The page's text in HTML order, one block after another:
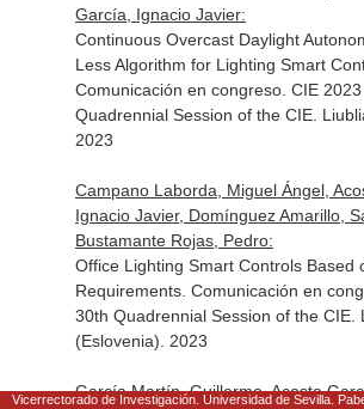
García, Ignacio Javier:
Continuous Overcast Daylight
Less Algorithm for Lighting Smart
Comunicación en congreso. CIE
Quadrennial Session of the CIE.
2023
Campano Laborda, Miguel Ángel,
Ignacio Javier, Domínguez Amarillo,
Bustamante Rojas, Pedro:
Office Lighting Smart Controls Based
Requirements. Comunicación en
30th Quadrennial Session of the CIE.
(Eslovenia). 2023
García Martín, Guillermo, Acosta
Vicerrectorado de Investigación. Universidad de Sevilla.